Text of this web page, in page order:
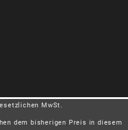
MwSt.
dem bisherigen Preis in diesem